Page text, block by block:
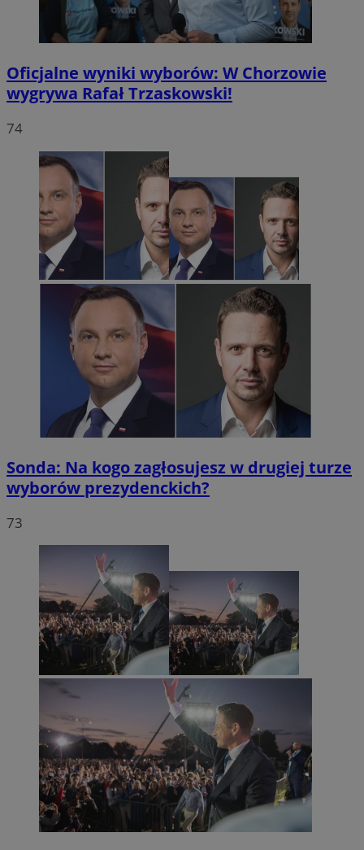
Oficjalne wyniki wyborów: W Chorzowie
wygrywa Rafał Trzaskowski!
74
Sonda: Na kogo zagłosujesz w drugiej turze
wyborów prezydenckich?
73